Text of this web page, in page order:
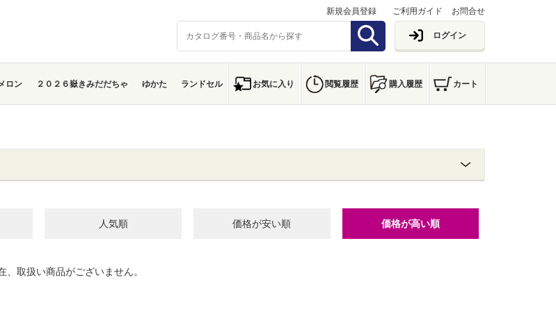
新規会員登録 ご利用ガイド お問合せ
ログイン
ロン ２０２６嶽きみだだちゃ ゆかた ランドセル お気に入り 閲覧履歴 購入履歴 カート
人気順 価格が安い順 価格が高い順
、取扱い商品がございません。